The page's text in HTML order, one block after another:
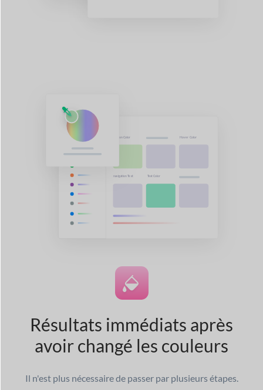
Résultats immédiats après
avoir changé les couleurs
Il n'est plus nécessaire de passer par plusieurs étapes.